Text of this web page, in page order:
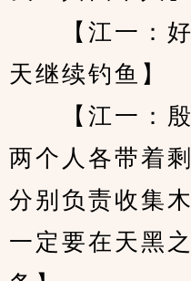
【江一：好
天继续钓鱼】
【江一：殷
两个人各带着
分别负责收集
一定要在天黑